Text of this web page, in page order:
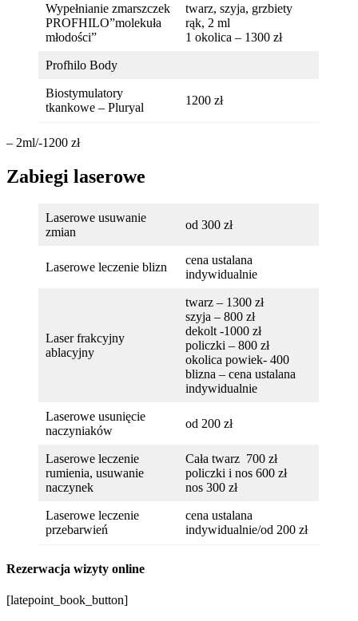
Wypełnianie zmarszczek
PROFHILO”molekuła
młodości”
twarz, szyja, grzbiety
rąk, 2 ml
1 okolica – 1300 zł
Profhilo Body
Biostymulatory
tkankowe – Pluryal
1200 zł
– 2ml/-1200 zł
Zabiegi laserowe
Laserowe usuwanie
zmian
od 300 zł
Laserowe leczenie blizn
cena ustalana
indywidualnie
Laser frakcyjny
ablacyjny
twarz – 1300 zł
szyja – 800 zł
dekolt -1000 zł
policzki – 800 zł
okolica powiek- 400
blizna – cena ustalana
indywidualnie
Laserowe usunięcie
naczyniaków
od 200 zł
Laserowe leczenie
rumienia, usuwanie
naczynek
Cała twarz 700 zł
policzki i nos 600 zł
nos 300 zł
Laserowe leczenie
przebarwień
cena ustalana
indywidualnie/od 200 zł
Rezerwacja wizyty online
[latepoint_book_button]